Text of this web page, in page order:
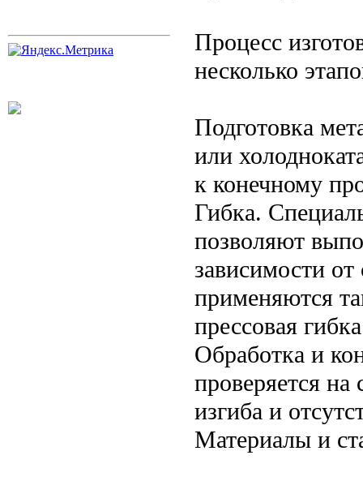
Процесс
несколько
Подготовка
или
к конечному
Гибка.
позволяют
зависимости
применяются
прессовая
Обработка и
проверяется на
изгиба и
Материалы и